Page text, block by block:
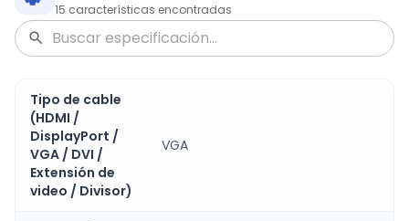
15 características encontradas
Tipo de cable
(HDMI /
DisplayPort /
VGA / DVI /
Extensión de
video / Divisor)
VGA